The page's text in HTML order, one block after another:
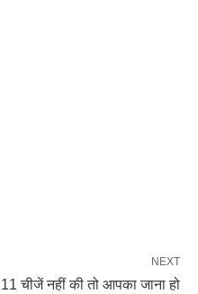
NEXT
चीजें नहीं की तो आपका जाना हो